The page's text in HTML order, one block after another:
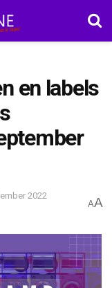
en labels
2022
AA